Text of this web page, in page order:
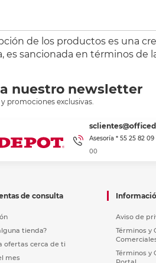
de los productos es una
es sancionada en términos de
nuestro newsletter
promociones exclusivas.
Asesoría * 55 25 82 09
00
de consulta
tienda?
ofertas cerca de ti
mes
Aviso de
Términos y
Términos y